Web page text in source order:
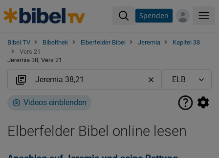
Spenden
Bibel TV Bibelthek Elberfelder Bibel Jeremia
Kapitel 38
Vers 21
Jeremia 38, Vers 21
Videos einblenden
Elberfelder Bibel online lesen